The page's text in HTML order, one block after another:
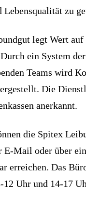
Lebensqualität zu
legt Wert
ein System
Teams wird
Die
anerkannt.
die Spitex
E-Mail oder über ein
erreichen. Das
12 Uhr und 14-17